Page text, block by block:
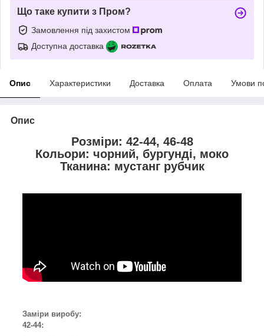
Що таке купити з Пром?
Замовлення під захистом
Доступна доставка
Опис Характеристики Доставка Оплата Умови
Опис
Розміри: 42-44, 46-48
Кольори: чорний, бургунді, моко
Тканина: мустанг рубчик
Заміри виробу:
42-44: